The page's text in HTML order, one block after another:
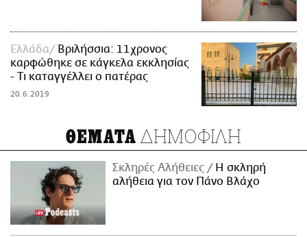
Ελλάδα
Βριλήσσια: 11χρονος
καρφώθηκε σε κάγκελα εκκλησίας
- Τι καταγγέλλει ο πατέρας
20.6.2019
ΘΕΜΑΤΑ ΔΗΜΟΦΙΛΗ
Σκληρές Αλήθειες
H σκληρή
αλήθεια για τον Πάνο Βλάχο